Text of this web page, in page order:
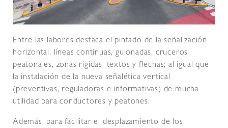
Entre las labores destaca el pintado de la señalización
horizontal, líneas continuas, guionadas, cruceros
peatonales, zonas rígidas, textos y flechas; al igual que
la instalación de la nueva señalética vertical
(preventivas, reguladoras e informativas) de mucha
utilidad para conductores y peatones.
Además, para facilitar el desplazamiento de los